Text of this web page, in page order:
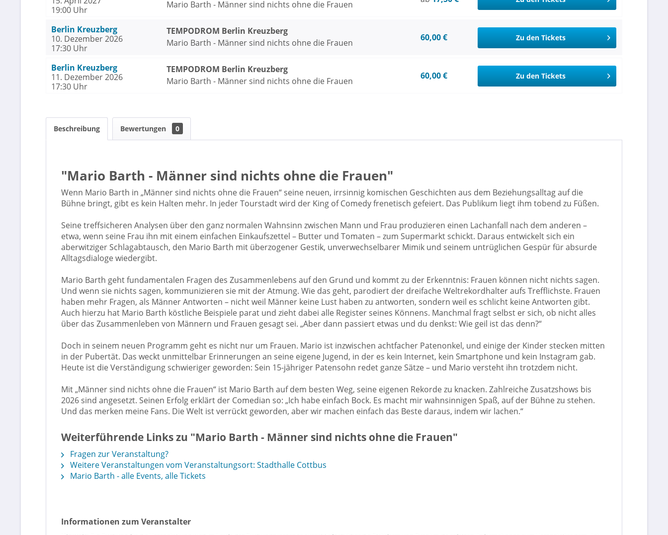
19:00 Uhr
Mario Barth - Männer sind nichts ohne die Frauen
Berlin Kreuzberg
10. Dezember 2026
17:30 Uhr
TEMPODROM Berlin Kreuzberg
Mario Barth - Männer sind nichts ohne die Frauen
60,00 € Zu den Tickets
Berlin Kreuzberg
11. Dezember 2026
17:30 Uhr
TEMPODROM Berlin Kreuzberg
Mario Barth - Männer sind nichts ohne die Frauen
60,00 € Zu den Tickets
Beschreibung Bewertungen 0
"Mario Barth - Männer sind nichts ohne die Frauen"
Wenn Mario Barth in „Männer sind nichts ohne die Frauen“ seine neuen, irrsinnig komischen Geschichten aus dem Beziehungsalltag auf die
Bühne bringt, gibt es kein Halten mehr. In jeder Tourstadt wird der King of Comedy frenetisch gefeiert. Das Publikum liegt ihm tobend zu Füßen.
Seine treffsicheren Analysen über den ganz normalen Wahnsinn zwischen Mann und Frau produzieren einen Lachanfall nach dem anderen –
etwa, wenn seine Frau ihn mit einem einfachen Einkaufszettel – Butter und Tomaten – zum Supermarkt schickt. Daraus entwickelt sich ein
aberwitziger Schlagabtausch, den Mario Barth mit überzogener Gestik, unverwechselbarer Mimik und seinem untrüglichen Gespür für absurde
Alltagsdialoge wiedergibt.
Mario Barth geht fundamentalen Fragen des Zusammenlebens auf den Grund und kommt zu der Erkenntnis: Frauen können nicht nichts sagen.
Und wenn sie nichts sagen, kommunizieren sie mit der Atmung. Wie das geht, parodiert der dreifache Weltrekordhalter aufs Trefflichste. Frauen
haben mehr Fragen, als Männer Antworten – nicht weil Männer keine Lust haben zu antworten, sondern weil es schlicht keine Antworten gibt.
Auch hierzu hat Mario Barth köstliche Beispiele parat und zieht dabei alle Register seines Könnens. Manchmal fragt selbst er sich, ob nicht alles
über das Zusammenleben von Männern und Frauen gesagt sei. „Aber dann passiert etwas und du denkst: Wie geil ist das denn?“
Doch in seinem neuen Programm geht es nicht nur um Frauen. Mario ist inzwischen achtfacher Patenonkel, und einige der Kinder stecken mitten
in der Pubertät. Das weckt unmittelbar Erinnerungen an seine eigene Jugend, in der es kein Internet, kein Smartphone und kein Instagram gab.
Heute ist die Verständigung schwieriger geworden: Sein 15-jähriger Patensohn redet ganze Sätze – und Mario versteht ihn trotzdem nicht.
Mit „Männer sind nichts ohne die Frauen“ ist Mario Barth auf dem besten Weg, seine eigenen Rekorde zu knacken. Zahlreiche Zusatzshows bis
2026 sind angesetzt. Seinen Erfolg erklärt der Comedian so: „Ich habe einfach Bock. Es macht mir wahnsinnigen Spaß, auf der Bühne zu stehen.
Und das merken meine Fans. Die Welt ist verrückt geworden, aber wir machen einfach das Beste daraus, indem wir lachen.“
Weiterführende Links zu "Mario Barth - Männer sind nichts ohne die Frauen"
Fragen zur Veranstaltung?
Weitere Veranstaltungen vom Veranstaltungsort: Stadthalle Cottbus
Mario Barth - alle Events, alle Tickets
Informationen zum Veranstalter